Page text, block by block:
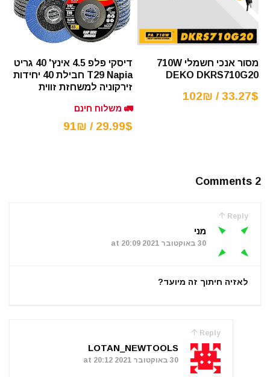
מסור אנכי חשמלי 710W
DEKO DKRS710G20
33.27$ / 102₪
דיסקי פלפ 4.5 אינץ' 40 גריט
T29 Napia חבילת 40 יחידות
זירקוניה למשחזת זווית
🚛 משלוח חינם
29.99$ / 91₪
2 Comments
Reply
מני
30 באוקטובר 2021 at 20:09
לאזיה חיתוך זה מיועד?
Reply
LOTAN_NEWTOOLS
30 באוקטובר 2021 at 20:12